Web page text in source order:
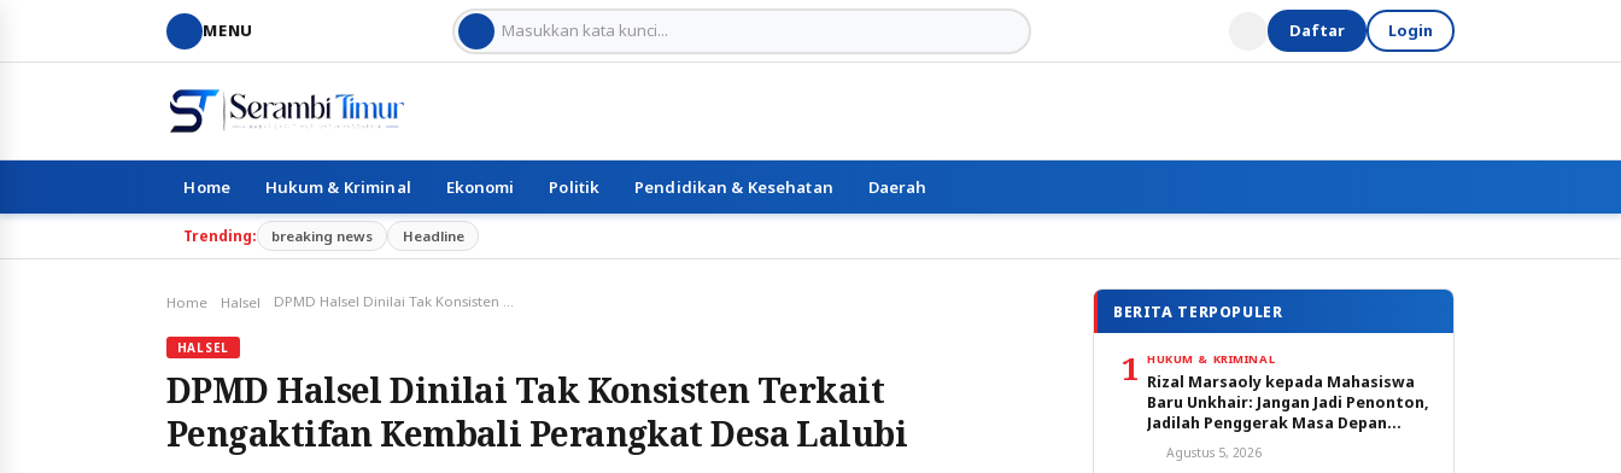
MENU Daftar Login
Home Hukum & Kriminal Ekonomi Politik Pendidikan & Kesehatan Daerah
Trending: breaking news Headline
Home Halsel DPMD Halsel Dinilai Tak Konsisten Terkait Pengaktifan Kembali Perangkat Desa Lalubi
HALSEL
DPMD Halsel Dinilai Tak Konsisten Terkait
Pengaktifan Kembali Perangkat Desa Lalubi
BERITA TERPOPULER
1 HUKUM & KRIMINAL
Rizal Marsaoly kepada Mahasiswa
Baru Unkhair: Jangan Jadi Penonton,
Jadilah Penggerak Masa Depan
Ternate dan Maluku Utara
Agustus 5, 2026